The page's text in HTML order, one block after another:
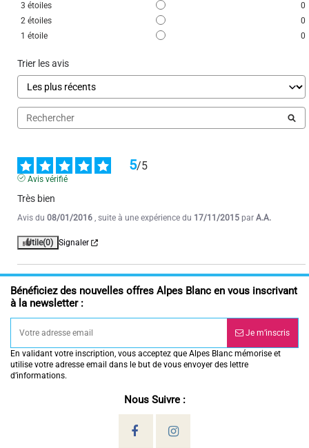
2 étoiles
0
1 étoile 0
Avis vérifié
Très bien
Avis du08/01/2016
3 étoiles
0
2 étoiles
0
1 étoile 0
Trier les avis
5/5
Avis vérifié
Très bien
Avis du 08/01/2016 , suite à une expérience du 17/11/2015 par A.A.
Utile(0) Signaler
Bénéficiez des nouvelles offres Alpes Blanc en vous inscrivant
à la newsletter :
Je m’inscris
En validant votre inscription, vous acceptez que Alpes Blanc mémorise et
utilise votre adresse email dans le but de vous envoyer des lettre
d’informations.
Nous Suivre :